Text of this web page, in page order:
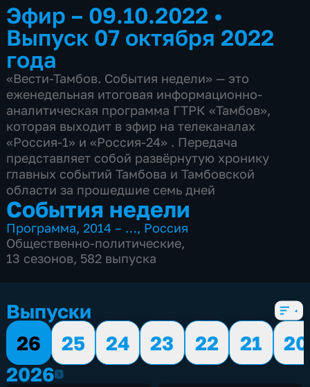
Эфир – 09.10.2022 •
Выпуск 07 октября 2022
года
«Вести-Тамбов. События недели» — это
еженедельная итоговая информационно-
аналитическая программа ГТРК «Тамбов»,
которая выходит в эфир на телеканалах
«Россия-1» и «Россия-24» . Передача
представляет собой развёрнутую хронику
главных событий Тамбова и Тамбовской
области за прошедшие семь дней
События недели
Программа,2014 – …, Россия
Общественно-политические,
13 сезонов, 582 выпуска
Выпуски
26
25 24 23 22 21
20
20262026